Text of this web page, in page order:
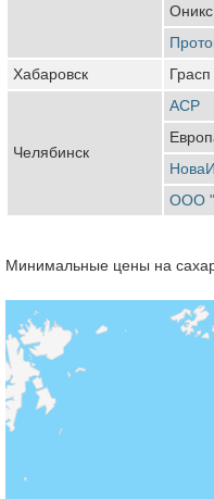
Оникс
Хабаровск
Грасп
Челябинск
АСР
ООО
Минимальные цены на